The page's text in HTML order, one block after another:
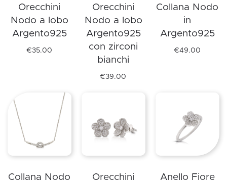
possono
essere
scelte
nella
nella
pagina
del
prodotto
essere
scelte
nella
pagina
Orecchini
Nodo a lobo
Argento925
€35.00
varianti.
opzioni
possono
scelte
Orecchini
Nodo a lobo
Argento925
con zirconi
bianchi
€39.00
più
varianti.
Le
possono
Collana Nodo
in
Argento925
€49.00
varianti.
Le
possono
scelte
Collana Nodo
Orecchini
Anello Fiore